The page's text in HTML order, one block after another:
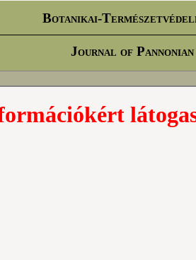
Botanikai-
Journal of